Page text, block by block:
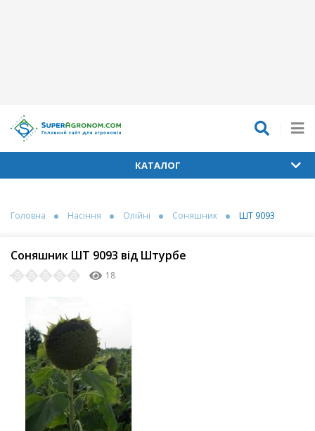
КАТАЛОГ
Головна Насіння Олійні Соняшник ШТ 9093
Соняшник ШТ 9093 від Штурбе
18